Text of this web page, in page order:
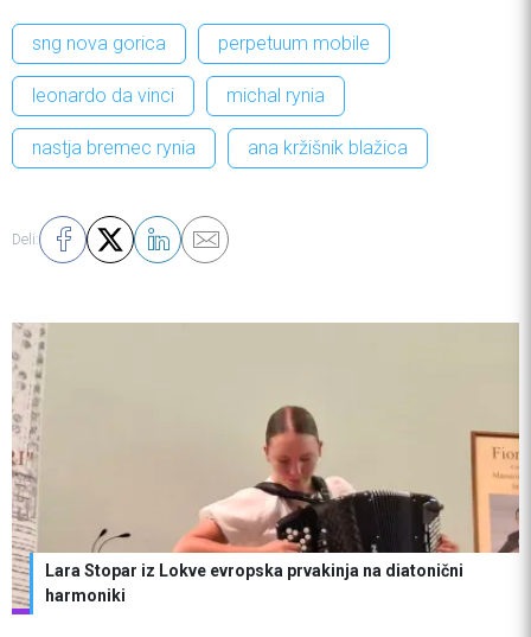
sng nova gorica perpetuum mobile
leonardo da vinci michal rynia
nastja bremec rynia ana kržišnik blažica
Deli:
Lara Stopar iz Lokve evropska prvakinja na diatonični
harmoniki